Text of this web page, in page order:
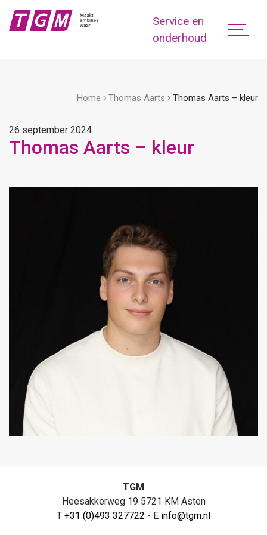
Service en
onderhoud
Home Thomas Aarts Thomas Aarts – kleur
26 september 2024
Thomas Aarts – kleur
TGM
Heesakkerweg 19 5721 KM Asten
T +31 (0)493 327722 - E info@tgm.nl